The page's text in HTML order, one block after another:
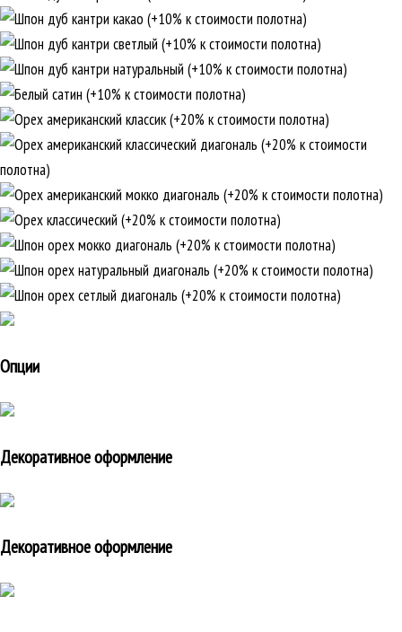
Опции
Декоративное оформление
Декоративное оформление